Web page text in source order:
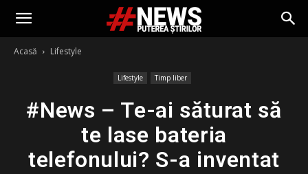
Acasă Lifestyle
Lifestyle Timp liber
#News – Te-ai săturat să
te lase bateria
telefonului? S-a inventat